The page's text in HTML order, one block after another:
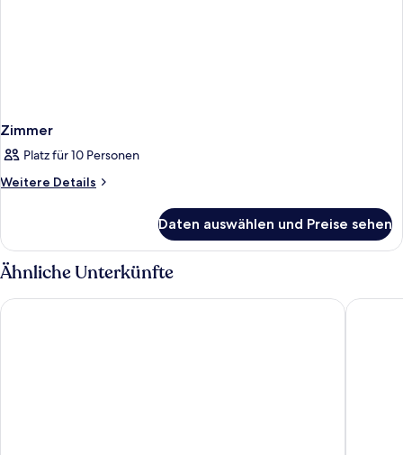
Zimmer
Platz für 10 Personen
Weitere Details
Weitere
Daten auswählen und Preise sehen
Ähnliche Unterkünfte
Campeggio del Garda